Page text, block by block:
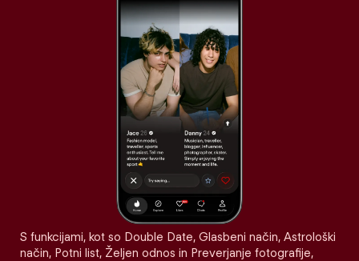
S funkcijami, kot so Double Date, Glasbeni način, Astrološki
način, Potni list, Željen odnos in Preverjanje fotografije,